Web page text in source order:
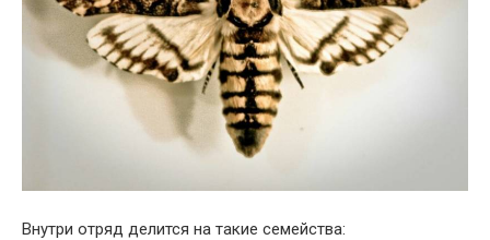
Внутри отряд делится на такие семейства: